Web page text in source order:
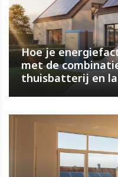
Hoe je
met de
thuisbatterij en